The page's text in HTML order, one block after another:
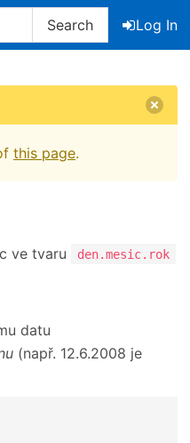
Search
Log In
this page.
ve tvaru den.mesic.rok
datu
(např. 12.6.2008 je